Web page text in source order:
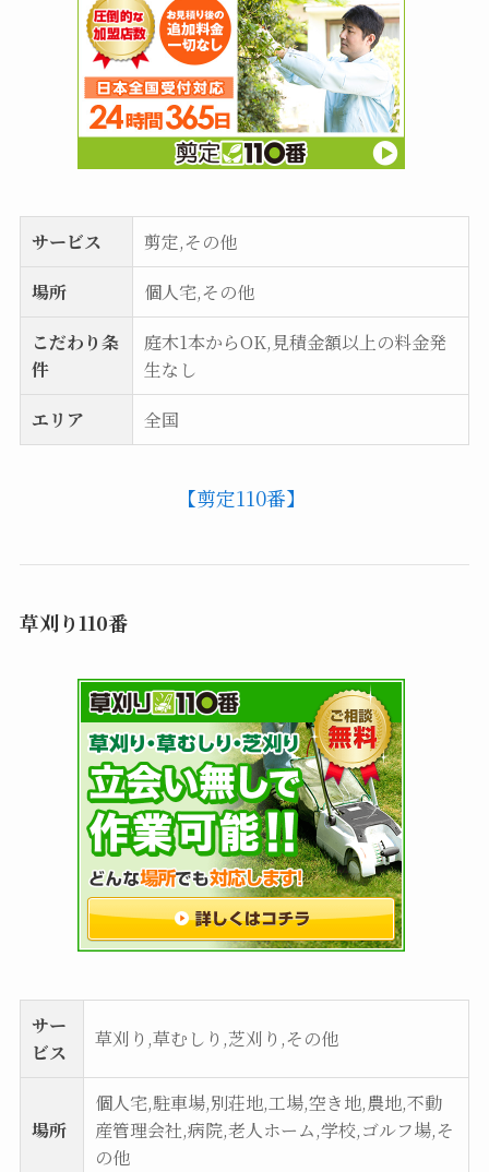
サービス
剪定,その他
場所
個人宅,その他
こだわり条
件
庭木1本からOK,見積金額以上の料金発
生なし
エリア
全国
【剪定110番】
草刈り110番
サー
ビス
草刈り,草むしり,芝刈り,その他
場所
個人宅,駐車場,別荘地,工場,空き地,農地,不動
産管理会社,病院,老人ホーム,学校,ゴルフ場,そ
の他